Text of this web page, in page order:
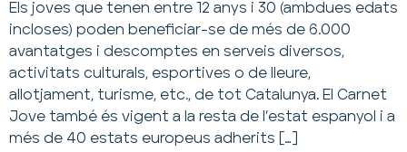
Els joves que tenen entre 12 anys i 30 (ambdues edats
incloses) poden beneficiar-se de més de 6.000
avantatges i descomptes en serveis diversos,
activitats culturals, esportives o de lleure,
allotjament, turisme, etc., de tot Catalunya. El Carnet
Jove també és vigent a la resta de l’estat espanyol i a
més de 40 estats europeus adherits […]